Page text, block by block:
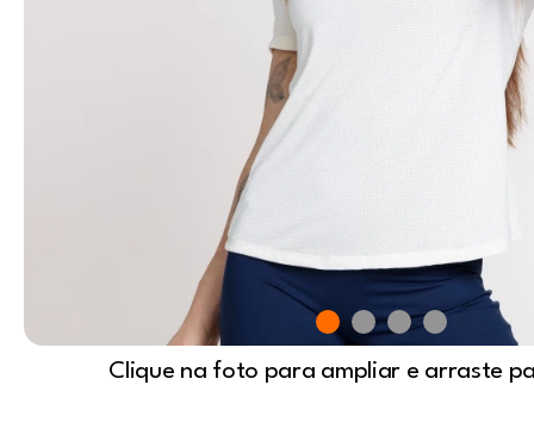
Clique na foto para ampliar e arraste